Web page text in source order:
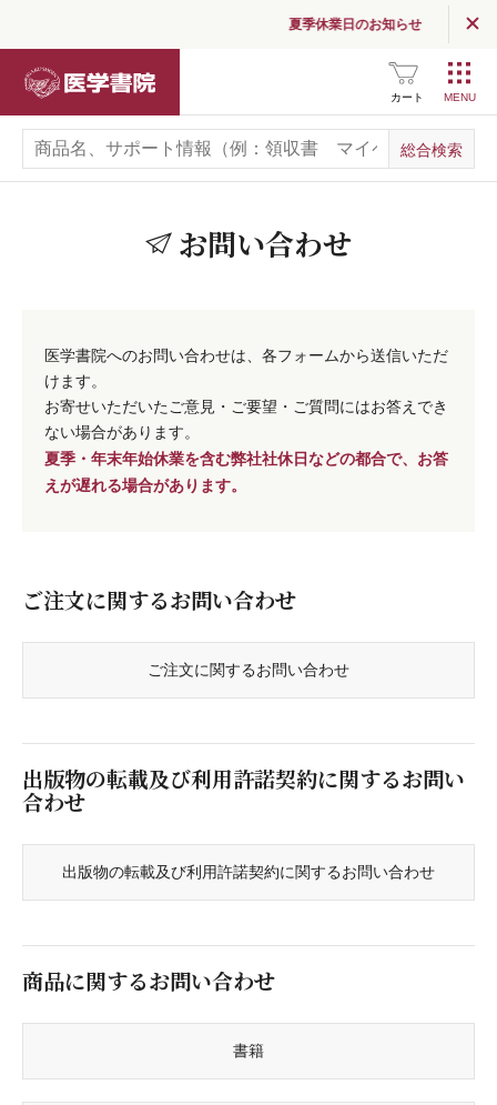
夏季休業日のお知らせ
カート
お問い合わせ
医学書院へのお問い合わせは、各フォームから送信いただ
けます。
お寄せいただいたご意見・ご要望・ご質問にはお答えでき
ない場合があります。
夏季・年末年始休業を含む弊社社休日などの都合で、お答
えが遅れる場合があります。
ご注文に関するお問い合わせ
ご注文に関するお問い合わせ
出版物の転載及び利用許諾契約に関するお問い
合わせ
出版物の転載及び利用許諾契約に関するお問い合わせ
商品に関するお問い合わせ
書籍